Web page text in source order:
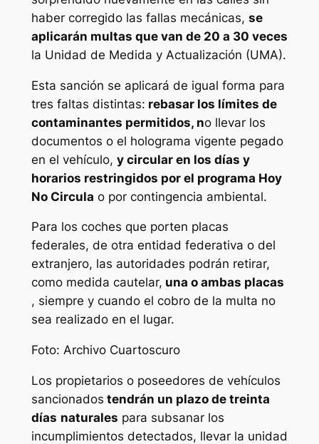
haber corregido las fallas mecánicas, se
aplicarán multas que van de 20 a 30 veces
la Unidad de Medida y Actualización (UMA).
Esta sanción se aplicará de igual forma para
tres faltas distintas: rebasar los límites de
contaminantes permitidos, no llevar los
documentos o el holograma vigente pegado
en el vehículo, y circular en los días y
horarios restringidos por el programa Hoy
No Circula o por contingencia ambiental.
Para los coches que porten placas
federales, de otra entidad federativa o del
extranjero, las autoridades podrán retirar,
como medida cautelar, una o ambas placas
, siempre y cuando el cobro de la multa no
sea realizado en el lugar.
Foto: Archivo Cuartoscuro
Los propietarios o poseedores de vehículos
sancionados tendrán un plazo de treinta
días naturales para subsanar los
incumplimientos detectados, llevar la unidad